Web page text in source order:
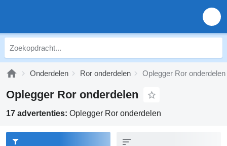
Onderdelen Ror onderdelen Oplegger Ror onderdelen
Oplegger Ror onderdelen
17 advertenties: Oplegger Ror onderdelen